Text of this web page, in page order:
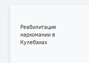
Реабилитация
наркомании в
Кулебаках